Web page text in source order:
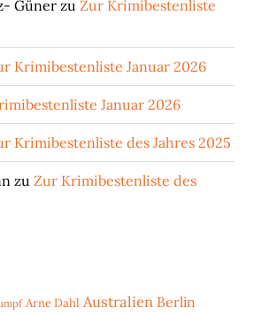
Güner zuZur Krimibestenliste
Krimibestenliste Januar 2026
Januar 2026
Krimibestenliste des Jahres 2025
zuZur Krimibestenliste des
Arne Dahl Australien Berlin